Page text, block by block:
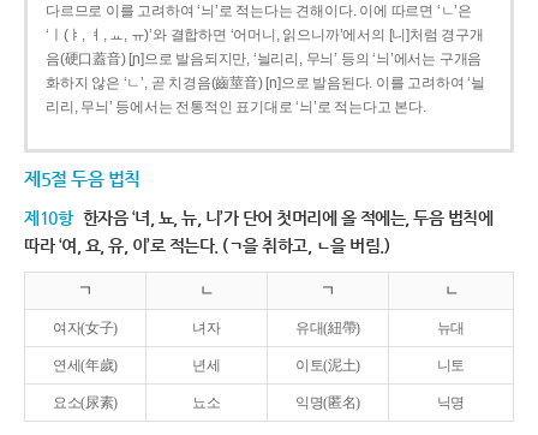
다르므로 이를 고려하여 ‘늬’로 적는다는 견해이다. 이에 따르면 ‘ㄴ’은
‘ㅣ(ㅑ, ㅕ, ㅛ, ㅠ)’와 결합하면 ‘어머니, 읽으니까’에서의 [니]처럼 경구개
음(硬口蓋音) [ɲ]으로 발음되지만, ‘늴리리, 무늬’ 등의 ‘늬’에서는 구개음
화하지 않은 ‘ㄴ’, 곧 치경음(齒莖音) [n]으로 발음된다. 이를 고려하여 ‘늴
리리, 무늬’ 등에서는 전통적인 표기대로 ‘늬’로 적는다고 본다.
제5절 두음 법칙
제10항 한자음 ‘녀, 뇨, 뉴, 니’가 단어 첫머리에 올 적에는, 두음 법칙에
따라 ‘여, 요, 유, 이’로 적는다. (ㄱ을 취하고, ㄴ을 버림.)
ㄱ ㄴ ㄱ ㄴ
여자(女子) 녀자 유대(紐帶) 뉴대
연세(年歲) 년세 이토(泥土) 니토
요소(尿素) 뇨소 익명(匿名) 닉명